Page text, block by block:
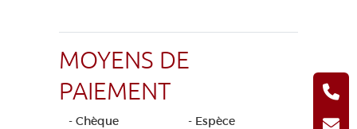
MOYENS DE
PAIEMENT
- Chèque - Espèce